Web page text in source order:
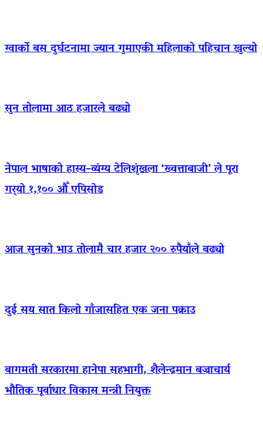
ग्वार्को बस दुर्घटनामा ज्यान गुमाएकी महिलाको पहिचान खुल्यो
सुन तोलामा आठ हजारले बढ्यो
नेपाल भाषाको हास्य–व्यंग्य टेलिशृंखला ‘ख्वत्ताबाजी’ ले पूरा
गर्‍यो १,१०० औँ एपिसोड
आज सुनको भाउ तोलामै चार हजार २०० रुपैयाँले बढ्यो
दुई सय सात किलो गाँजासहित एक जना पक्राउ
बागमती सरकारमा हानेपा सहभागी, शैलेन्द्रमान बज्राचार्य
भौतिक पूर्वाधार विकास मन्त्री नियुक्त